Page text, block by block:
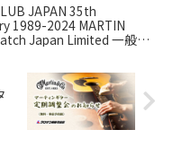
JAPAN 35th
1989-2024 MARTIN
Japan Limited 一般販